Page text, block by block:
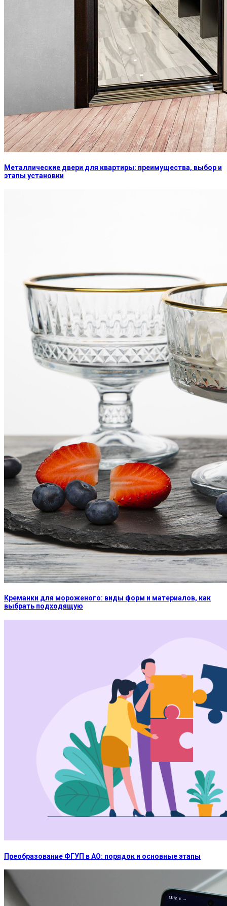
Металлические двери для квартиры: преимущества, выбор и
этапы установки
Креманки для мороженого: виды форм и материалов, как
выбрать подходящую
Преобразование ФГУП в АО: порядок и основные этапы